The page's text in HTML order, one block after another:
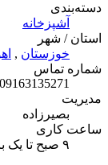
دسته‌بندی
آشپزخانه
استان / شهر
خوزستان,
شماره تماس
09163135271
مدیریت
بصیرزاده
ساعت کاری
۹ صبح تا یک بامداد